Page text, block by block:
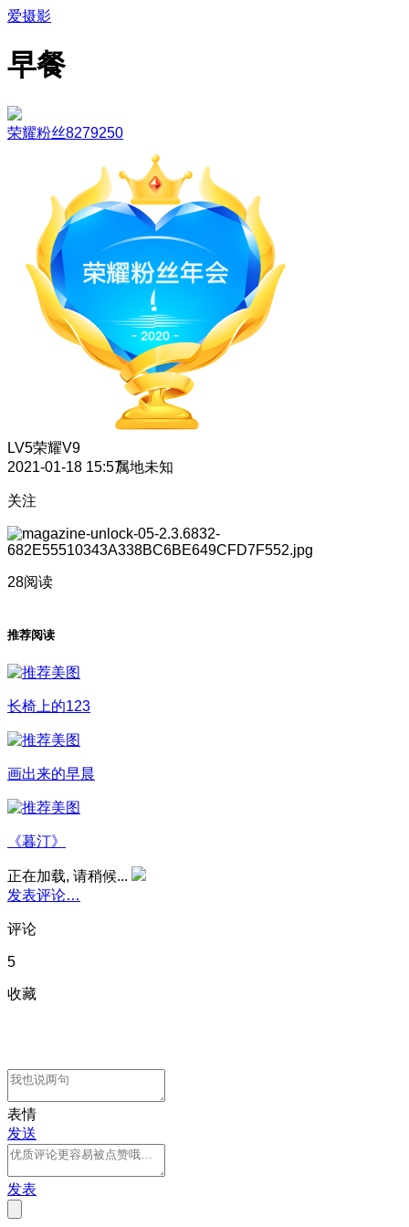
爱摄影
早餐
荣耀粉丝8279250
LV5荣耀V9
2021-01-18 15:57属地未知
关注
28阅读
推荐阅读
长椅上的123
画出来的早晨
《暮汀》
正在加载, 请稍候...
发表评论…
评论
5
收藏
表情
发送
发表